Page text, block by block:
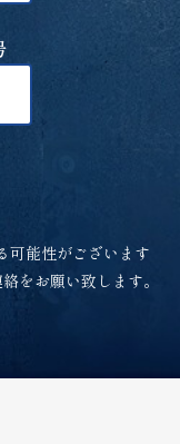
可能性がございます
をお願い致します。